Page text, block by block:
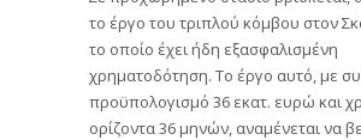
το έργο του τριπλού κόμβου στον
το οποίο έχει ήδη εξασφαλισμένη
χρηματοδότηση. Το έργο αυτό, με
προϋπολογισμό 36 εκατ. ευρώ και
ορίζοντα 36 μηνών, αναμένεται να